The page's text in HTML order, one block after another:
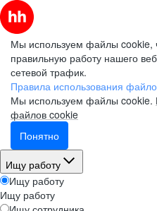
Мы используем файлы cookie,
правильную работу нашего
сетевой трафик.
Правила использования
Мы используем файлы cookie.
файлов cookie
Понятно
Ищу работу
Ищу работу
Ищу работу